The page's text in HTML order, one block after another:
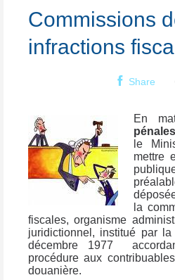
Commissions
infractions
Share
En
le
mettre
la
fiscales, organisme
juridictionnel, institué par
décembre 1977
procédure aux
douanière.